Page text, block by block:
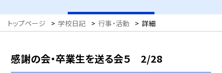
トップページ > 学校日記 > 行事・活動 > 詳細
感謝の会・卒業生を送る会５ 2/28